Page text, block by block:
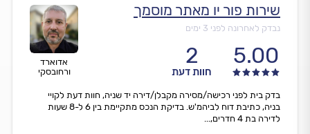
אדוארד
ורחובסקי
שירות פור יו מאתר מוסמך
נבדק לאחרונה לפני 3 ימים
5.00
2
חוות דעת
בדק בית לפני רכישה/מסירה מקבלן/דירה יד שניה, חוות דעת לקויי
בניה, כתיבת דוח לביהמ'ש. בדיקת הנכס מתקיימת בין 6 ל-8 שעות
לדירה בת 4 חדרים,...